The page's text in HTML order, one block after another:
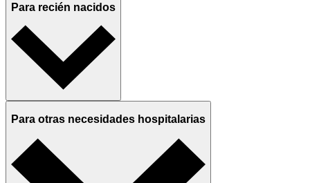
Para recién nacidos
Para otras necesidades hospitalarias